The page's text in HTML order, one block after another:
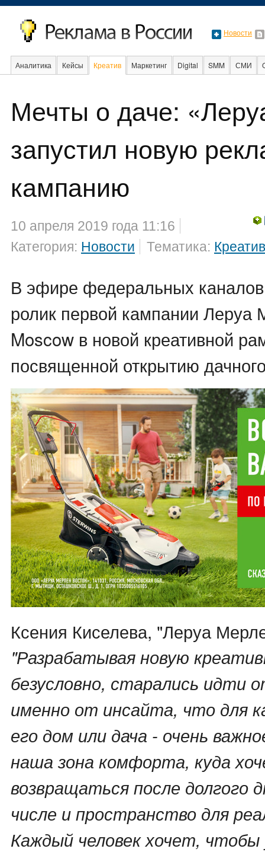
Новости
Аналитика Кейсы Креатив Маркетинг Digital SMM СМИ
Мечты о даче:
запустил новую
кампанию
10 апреля 2019 года 11:16
Категория: Новости Тематика: Креатив
В эфире федеральных
ролик первой кампании Леруа
Moscow в новой креативной
посвященной открытию
Ксения Киселева, "Леруа
"Разрабатывая новую
безусловно, старались идти
именно от инсайта, что для
его дом или дача - очень
наша зона комфорта, куда
возвращаться после долгого
числе и пространство для
Каждый человек хочет, чтобы